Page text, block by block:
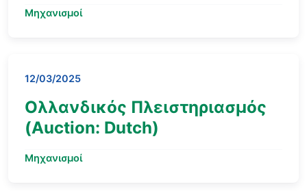
Μηχανισμοί
12/03/2025
Ολλανδικός Πλειστηριασμός
(Auction: Dutch)
Μηχανισμοί